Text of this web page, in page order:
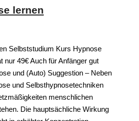
lernen
Selbststudium Kurs Hypnose
nur 49€ Auch für Anfänger gut
und (Auto) Suggestion – Neben
und Selbsthypnosetechniken
menschlichen
Die hauptsächliche Wirkung